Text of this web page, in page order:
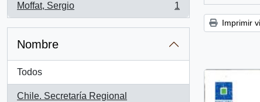
Moffat, Sergio
, 1 resultados
1
Nombre
Todos
Chile. Secretaría Regional
Imprimir